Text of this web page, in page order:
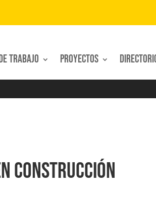
trabajo Proyectos
construcción